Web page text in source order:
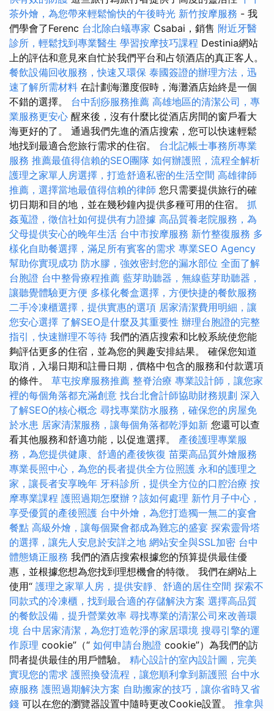
茶外燴，為您帶來輕鬆愉快的午後時光 新竹按摩服務 - 我
們學會了Ferenc 台北除白蟻專家 Csabai，銷售 附近牙醫
診所，輕鬆找到專業醫生 學習按摩技巧課程 Destinia網站
上的評估和意見來自忙於我們平台和占領酒店的真正客人。
餐飲設備回收服務，快速又環保 泰國簽證的辦理方法，迅
速了解所需材料 在計劃海灘度假時，海灘酒店始終是一個
不錯的選擇。 台中刮痧服務推薦 高雄地區的清潔公司，專
業服務更安心 醒來後，沒有什麼比從酒店房間的窗戶看大
海更好的了。 通過我們先進的酒店搜索，您可以快速輕鬆
地找到最適合您旅行需求的住宿。 台北記帳士事務所專業
服務 推薦最值得信賴的SEO團隊 如何辦護照，流程全解析
護理之家單人房選擇，打造舒適私密的生活空間 高雄律師
推薦，選擇當地最值得信賴的律師 您只需要提供旅行的確
切日期和目的地，並在幾秒鐘內提供多種可用的住宿。 抓
姦蒐證，徵信社如何提供有力證據 高品質養老院服務，為
父母提供安心的晚年生活 台中市按摩服務 新竹整復服務 多
樣化自助餐選擇，滿足所有賓客的需求 專業SEO Agency
幫助你實現成功 防水膠，強效密封您的漏水部位 全面了解
台胞證 台中整骨療程推薦 藍芽助聽器，無線藍芽助聽器，
讓聽覺體驗更方便 多樣化餐盒選擇，方便快捷的餐飲服務
二手冷凍櫃選擇，提供實惠的選項 居家清潔費用明細，讓
您安心選擇 了解SEO是什麼及其重要性 辦理台胞證的完整
指引，快速辦理不等待 我們的酒店搜索和比較系統使您能
夠評估更多的住宿，並為您的興趣安排結果。 確保您知道
取消，入場日期和註冊日期，價格中包含的服務和付款選項
的條件。 草屯按摩服務推薦 整脊治療 專業設計師，讓您家
裡的每個角落都充滿創意 找台北會計師協助財務規劃 深入
了解SEO的核心概念 尋找專業防水服務，確保您的房屋免
於水患 居家清潔服務，讓每個角落都乾淨如新 您還可以查
看其他服務和舒適功能，以促進選擇。 產後護理專業服
務，為您提供健康、舒適的產後恢復 苗栗高品質外燴服務
專業長照中心，為您的長者提供全方位照護 永和的護理之
家，讓長者安享晚年 牙科診所，提供全方位的口腔治療 按
摩專業課程 護照過期怎麼辦？該如何處理 新竹月子中心，
享受優質的產後照護 台中外燴，為您打造獨一無二的宴會
餐點 高級外燴，讓每個聚會都成為難忘的盛宴 探索靈骨塔
的選擇，讓先人安息於安詳之地 網站安全與SSL加密 台中
體態矯正服務 我們的酒店搜索根據您的預算提供最佳優
惠，並根據您想為您找到理想機會的特徵。 我們在網站上
使用“ 護理之家單人房，提供安靜、舒適的居住空間 探索不
同款式的冷凍櫃，找到最合適的存儲解決方案 選擇高品質
的餐飲設備，提升營業效率 尋找專業的清潔公司來改善環
境 台中居家清潔，為您打造乾淨的家居環境 搜尋引擎的運
作原理 cookie”（“ 如何申請台胞證 cookie”）為我們的訪
問者提供最佳的用戶體驗。 精心設計的室內設計圖，完美
實現您的需求 護照換發流程，讓您順利拿到新護照 台中水
療服務 護照過期解決方案 自助搬家的技巧，讓你省時又省
錢 可以在您的瀏覽器設置中隨時更改Cookie設置。 推拿與